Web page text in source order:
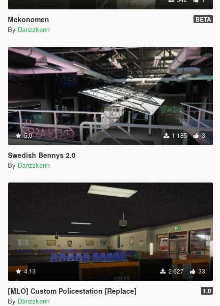
Mekonomen BETA
By Danzzkenn
5.0 1 185 3
Swedish Bennys 2.0
By Danzzkenn
4.13 2 627 33
[MLO] Custom Policestation [Replace] 1.0
By Danzzkenn